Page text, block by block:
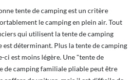
tente de camping est un critère
le camping en plein air. Tout
qui utilisent la tente de camping
est déterminant. Plus la tente de camping
ci est moins légère. Une "tente de
de camping familiale pliable peut être